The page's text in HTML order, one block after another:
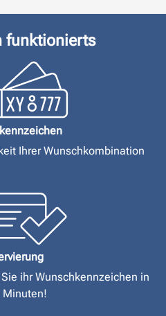
funktionierts
Ihrer Wunschkombination
ihr Wunschkennzeichen in
Minuten!